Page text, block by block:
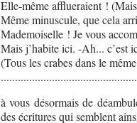
Elle-même afflueraient !
Même minuscule, que cela
Mademoiselle ! Je vous
Mais j’habite ici. -Ah... c’est
(Tous les crabes dans le
à vous désormais de
des écritures qui semblent